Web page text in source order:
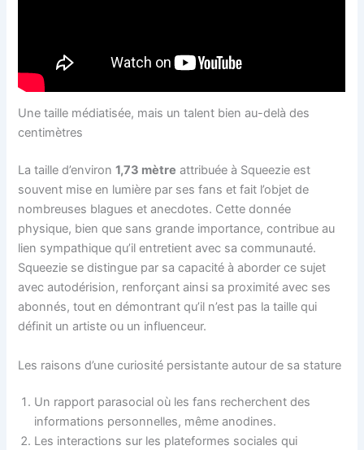
Une taille médiatisée, mais un talent bien au-delà des
centimètres
La taille d’environ1,73 mètre attribuée à Squeezie est
souvent mise en lumière par ses fans et fait l’objet de
nombreuses blagues et anecdotes. Cette donnée
physique, bien que sans grande importance, contribue au
lien sympathique qu’il entretient avec sa communauté.
Squeezie se distingue par sa capacité à aborder ce sujet
avec autodérision, renforçant ainsi sa proximité avec ses
abonnés, tout en démontrant qu’il n’est pas la taille qui
définit un artiste ou un influenceur.
Les raisons d’une curiosité persistante autour de sa stature
Un rapport parasocial où les fans recherchent des
informations personnelles, même anodines.
Les interactions sur les plateformes sociales qui